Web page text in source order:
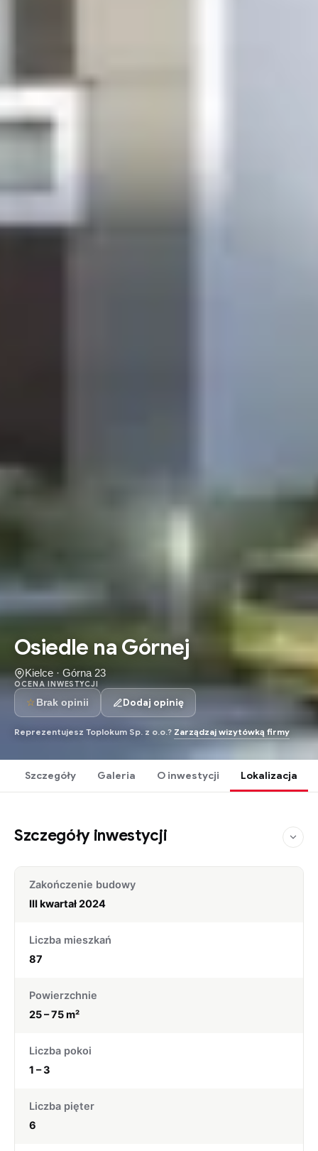
Osiedle na Górnej
Kielce · Górna 23
OCENA INWESTYCJI
☆ Brak opinii Dodaj opinię
Reprezentujesz Toplokum Sp. z o.o.? Zarządzaj wizytówką firmy
Szczegóły Galeria O inwestycji Lokalizacja
Szczegóły inwestycji
Zakończenie budowy
III kwartał 2024
Liczba mieszkań
87
Powierzchnie
25 – 75 m²
Liczba pokoi
1 – 3
Liczba pięter
6